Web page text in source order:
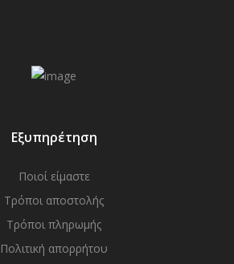
Εξυπηρέτηση
Ποιοί είμαστε
Τρόποι αποστολής
Τρόποι πληρωμής
Πολιτική απορρήτου